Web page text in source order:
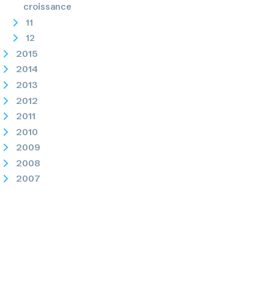
croissance
11
12
2015
2014
2013
2012
2011
2010
2009
2008
2007